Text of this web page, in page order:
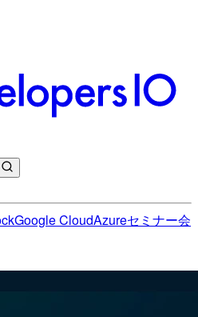
Google CloudAzureセミナー会